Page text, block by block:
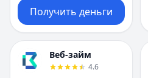
Получить деньги
Веб-займ
4.6